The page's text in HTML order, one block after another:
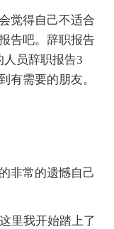
觉得自己不适合
告吧。辞职报告
人员辞职报告3
有需要的朋友。
非常的遗憾自己
里我开始踏上了